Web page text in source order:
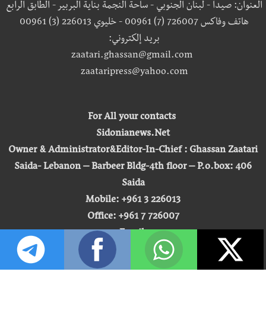
العنوان: صيدا - لبنان الجنوبي - ساحة النجمة بناية البربير - الطابق الرابع
هاتف وفاكس 726007 (7) 00961 - خليوي 226013 (3) 00961
بريد إلكتروني:
zaatari.ghassan@gmail.com
zaataripress@yahoo.com
For All your contacts
Sidonianews.Net
Owner & Administrator&Editor-In-Chief : Ghassan Zaatari
Saida- Lebanon – Barbeer Bldg-4th floor – P.o.box: 406
Saida
Mobile: +961 3 226013
Office: +961 7 726007
zaatari.ghassan@gmail.com
zaataripress@yahoo.com